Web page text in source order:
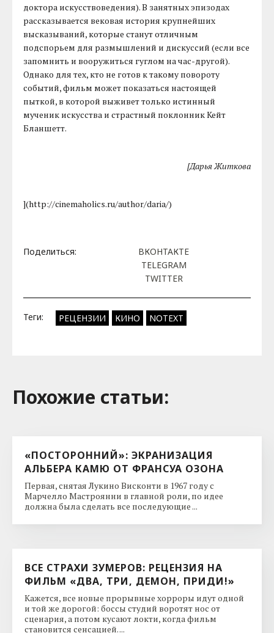
доктора искусствоведения). В занятных эпизодах
рассказывается вековая история крупнейших
высказываний, которые станут отличным
подспорьем для размышлений и дискуссий (если все
запомнить и вооружиться гуглом на час-другой).
Однако для тех, кто не готов к такому повороту
событий, фильм может показаться настоящей
пыткой, в которой выживет только истинный
мученик искусства и страстный поклонник Кейт
Бланшетт.
[Дарья Житкова
](http://cinemaholics.ru/author/daria/)
Поделиться:
ВКОНТАКТЕ
TELEGRAM
TWITTER
Теги: РЕЦЕНЗИИ КИНО NOTEXT
Похожие cтатьи:
«ПОСТОРОННИЙ»: ЭКРАНИЗАЦИЯ
АЛЬБЕРА КАМЮ ОТ ФРАНСУА ОЗОНА
Первая, снятая Лукино Висконти в 1967 году с
Марчелло Мастроянни в главной роли, по идее
должна была сделать все последующие ...
ВСЕ СТРАХИ ЗУМЕРОВ: РЕЦЕНЗИЯ НА
ФИЛЬМ «ДВА, ТРИ, ДЕМОН, ПРИДИ!»
Кажется, все новые прорывные хорроры идут одной
и той же дорогой: боссы студий воротят нос от
сценария, а потом кусают локти, когда фильм
становится сенсацией. ...